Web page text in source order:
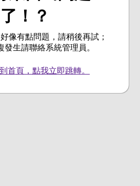
了！？
像有點問題，請稍後再試；
發生請聯絡系統管理員。
首頁，點我立即跳轉。